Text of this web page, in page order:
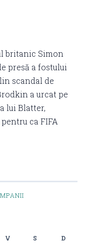
britanic Simon
presă a fostului
scandal de
a urcat pe
lui Blatter,
ca FIFA
V S D